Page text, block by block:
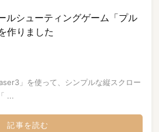
ルシューティングゲーム「プル
作りました
」を使って、シンプルな縦スクロー
...
記事を読む